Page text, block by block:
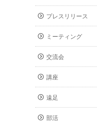
プレスリリース
ミーティング
交流会
講座
遠足
部活